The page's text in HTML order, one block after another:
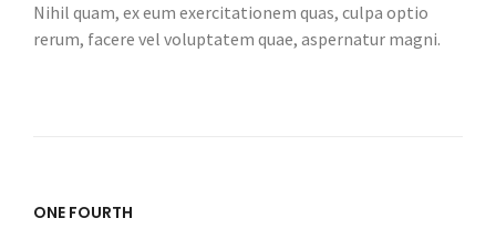
Nihil quam, ex eum exercitationem quas, culpa optio
rerum, facere vel voluptatem quae, aspernatur magni.
ONE FOURTH